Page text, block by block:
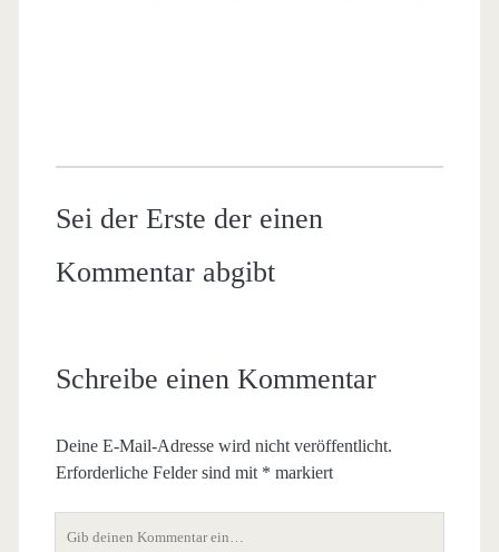
Sei der Erste der einen
Kommentar abgibt
Schreibe einen Kommentar
Deine E-Mail-Adresse wird nicht veröffentlicht.
Erforderliche Felder sind mit * markiert